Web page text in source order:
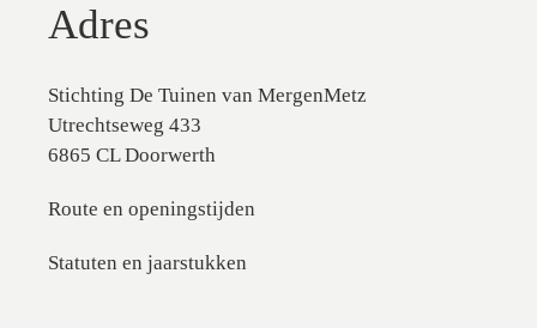
Adres
Stichting De Tuinen van MergenMetz
Utrechtseweg 433
6865 CL Doorwerth
Route en openingstijden
Statuten en jaarstukken